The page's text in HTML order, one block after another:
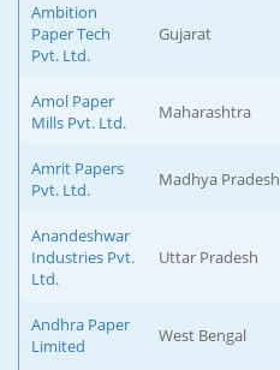
Ambition
Paper Tech
Pvt. Ltd.
Gujarat
Amol Paper
Mills Pvt. Ltd.
Maharashtra
Amrit Papers
Pvt. Ltd.
Madhya Pradesh
Anandeshwar
Industries Pvt.
Ltd.
Uttar Pradesh
Andhra Paper
Limited
West Bengal